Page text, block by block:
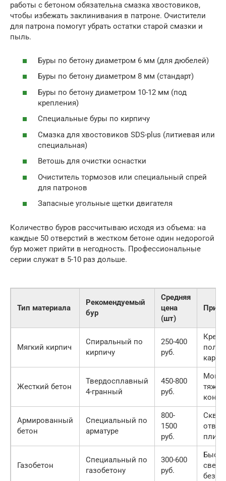
работы с бетоном обязательна смазка хвостовиков,
чтобы избежать заклинивания в патроне. Очистители
для патрона помогут убрать остатки старой смазки и
пыль.
Буры по бетону диаметром 6 мм (для дюбелей)
Буры по бетону диаметром 8 мм (стандарт)
Буры по бетону диаметром 10-12 мм (под
крепления)
Специальные буры по кирпичу
Смазка для хвостовиков SDS-plus (литиевая или
специальная)
Ветошь для очистки оснастки
Очиститель тормозов или специальный спрей
для патронов
Запасные угольные щетки двигателя
Количество буров рассчитываю исходя из объема: на
каждые 50 отверстий в жестком бетоне один недорогой
бур может прийти в негодность. Профессиональные
серии служат в 5-10 раз дольше.
Тип материала
Рекомендуемый
бур
Средняя
цена
(шт)
Мягкий кирпич
Спиральный по
кирпичу
250-400
руб.
Жесткий бетон
Твердосплавный
4-гранный
450-800
руб.
Армированный
бетон
Специальный по
арматуре
800-
1500
руб.
Газобетон
Специальный по
газобетону
300-600
руб.
без